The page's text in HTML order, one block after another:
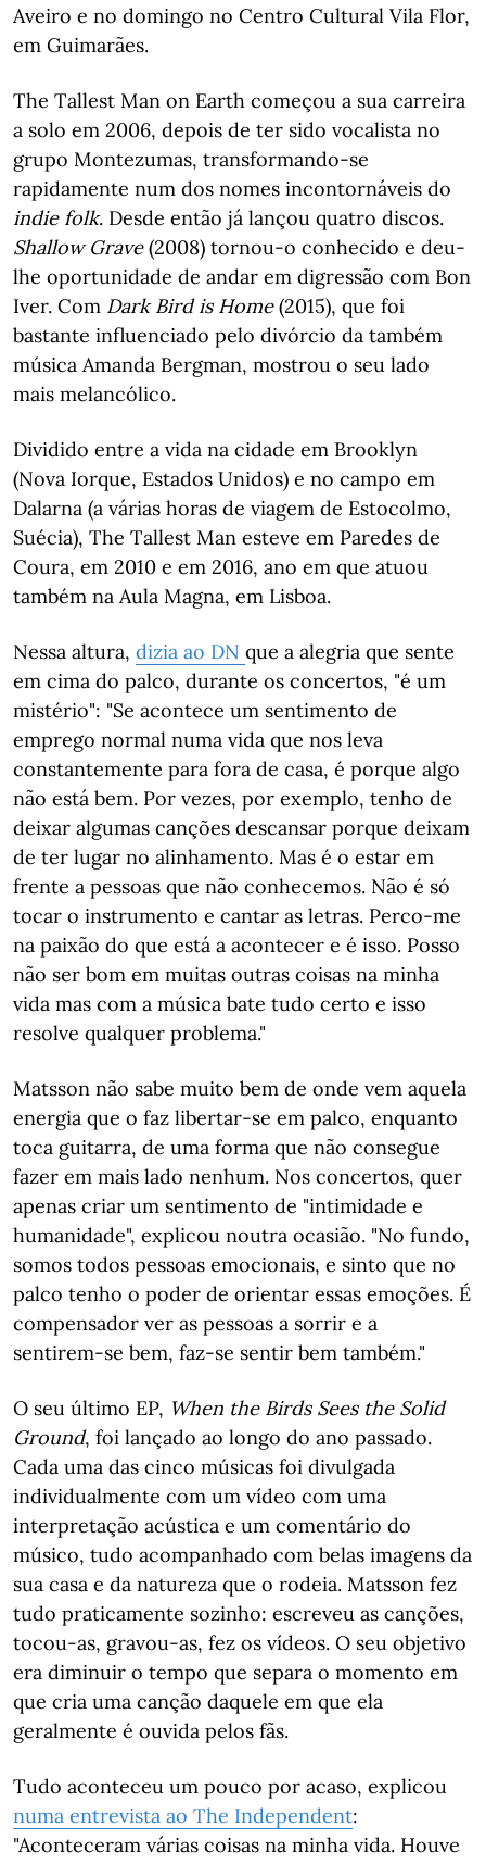
Aveiro e no domingo no Centro Cultural Vila Flor,
em Guimarães.
The Tallest Man on Earth começou a sua carreira
a solo em 2006, depois de ter sido vocalista no
grupo Montezumas, transformando-se
rapidamente num dos nomes incontornáveis do
indie folk. Desde então já lançou quatro discos.
Shallow Grave(2008) tornou-o conhecido e deu-
lhe oportunidade de andar em digressão com Bon
Iver. Com Dark Bird is Home(2015), que foi
bastante influenciado pelo divórcio da também
música Amanda Bergman, mostrou o seu lado
mais melancólico.
Dividido entre a vida na cidade em Brooklyn
(Nova Iorque, Estados Unidos) e no campo em
Dalarna (a várias horas de viagem de Estocolmo,
Suécia), The Tallest Man esteve em Paredes de
Coura, em 2010 e em 2016, ano em que atuou
também na Aula Magna, em Lisboa.
Nessa altura, dizia ao DN que a alegria que sente
em cima do palco, durante os concertos, "é um
mistério": "Se acontece um sentimento de
emprego normal numa vida que nos leva
constantemente para fora de casa, é porque algo
não está bem. Por vezes, por exemplo, tenho de
deixar algumas canções descansar porque deixam
de ter lugar no alinhamento. Mas é o estar em
frente a pessoas que não conhecemos. Não é só
tocar o instrumento e cantar as letras. Perco-me
na paixão do que está a acontecer e é isso. Posso
não ser bom em muitas outras coisas na minha
vida mas com a música bate tudo certo e isso
resolve qualquer problema."
Matsson não sabe muito bem de onde vem aquela
energia que o faz libertar-se em palco, enquanto
toca guitarra, de uma forma que não consegue
fazer em mais lado nenhum. Nos concertos, quer
apenas criar um sentimento de "intimidade e
humanidade", explicou noutra ocasião. "No fundo,
somos todos pessoas emocionais, e sinto que no
palco tenho o poder de orientar essas emoções. É
compensador ver as pessoas a sorrir e a
sentirem-se bem, faz-se sentir bem também."
O seu último EP, When the Birds Sees the Solid
Ground, foi lançado ao longo do ano passado.
Cada uma das cinco músicas foi divulgada
individualmente com um vídeo com uma
interpretação acústica e um comentário do
músico, tudo acompanhado com belas imagens da
sua casa e da natureza que o rodeia. Matsson fez
tudo praticamente sozinho: escreveu as canções,
tocou-as, gravou-as, fez os vídeos. O seu objetivo
era diminuir o tempo que separa o momento em
que cria uma canção daquele em que ela
geralmente é ouvida pelos fãs.
Tudo aconteceu um pouco por acaso, explicou
numa entrevista ao The Independent:
"Aconteceram várias coisas na minha vida. Houve